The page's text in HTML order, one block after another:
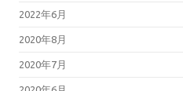
2022年6月
2020年8月
2020年7月